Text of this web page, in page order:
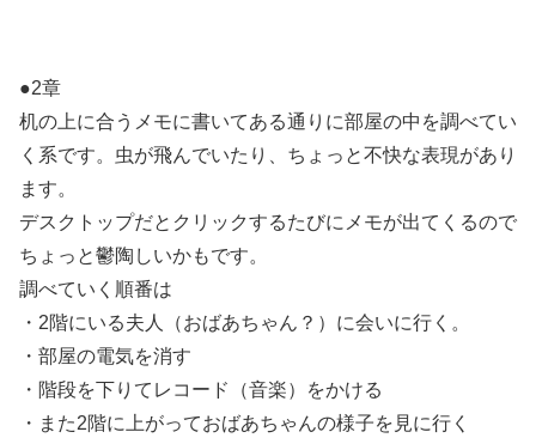
●2章
机の上に合うメモに書いてある通りに部屋の中を調べてい
く系です。虫が飛んでいたり、ちょっと不快な表現があり
ます。
デスクトップだとクリックするたびにメモが出てくるので
ちょっと鬱陶しいかもです。
調べていく順番は
・2階にいる夫人（おばあちゃん？）に会いに行く。
・部屋の電気を消す
・階段を下りてレコード（音楽）をかける
・また2階に上がっておばあちゃんの様子を見に行く